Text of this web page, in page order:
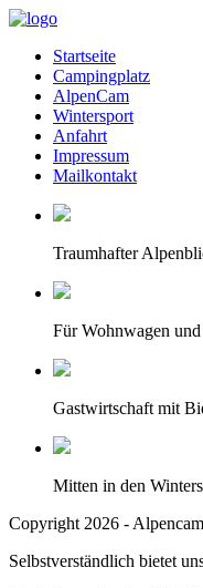
Startseite
Campingplatz
AlpenCam
Wintersport
Anfahrt
Impressum
Mailkontakt
Traumhafter
Für Wohnwagen
Gastwirtschaft mit
Mitten in den
Copyright 2026 -
Selbstverständlich bietet